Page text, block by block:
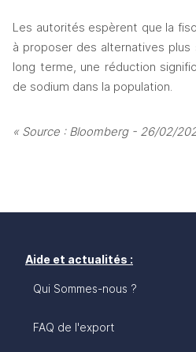
Les autorités espèrent que la
à proposer des alternatives plus
long terme, une réduction
de sodium dans la population.
« Source : Bloomberg - 26/02/
Aide et actualités :
Qui Sommes-nous ?
FAQ de l'export